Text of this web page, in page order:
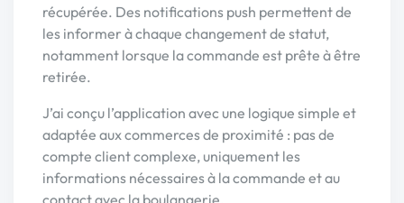
récupérée. Des notifications push permettent de
les informer à chaque changement de statut,
notamment lorsque la commande est prête à être
retirée.
J’ai conçu l’application avec une logique simple et
adaptée aux commerces de proximité : pas de
compte client complexe, uniquement les
informations nécessaires à la commande et au
contact avec la boulangerie.